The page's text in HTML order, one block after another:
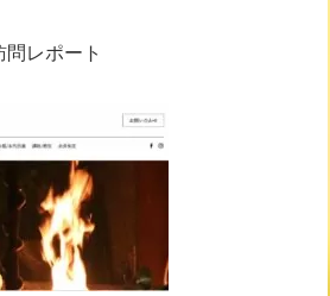
レポート